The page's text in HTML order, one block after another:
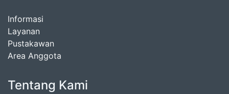
Informasi
Layanan
Pustakawan
Area Anggota
Tentang Kami